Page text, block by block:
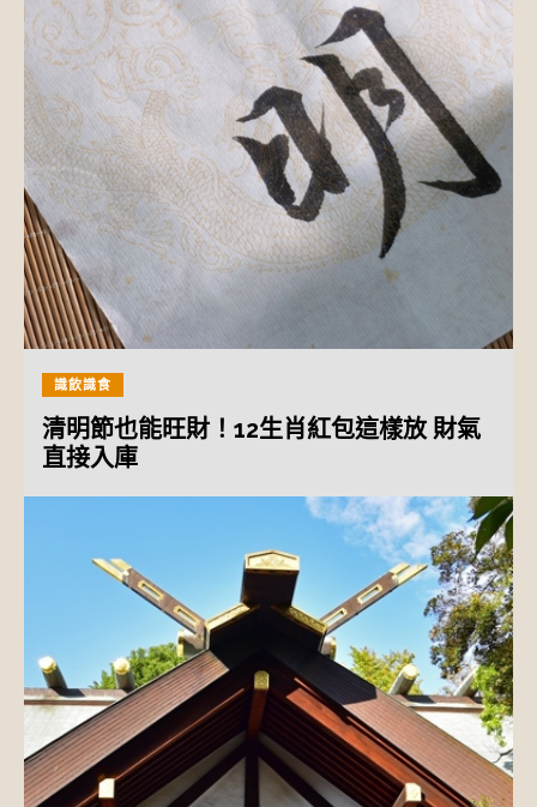
識飲識食
清明節也能旺財！12生肖紅包這樣放 財氣
直接入庫